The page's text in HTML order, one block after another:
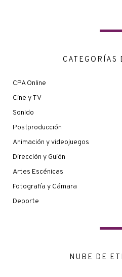
CATEGORÍAS
CPA Online
Cine y TV
Sonido
Postproducción
Animación y videojuegos
Dirección y Guión
Artes Escénicas
Fotografía y Cámara
Deporte
NUBE DE